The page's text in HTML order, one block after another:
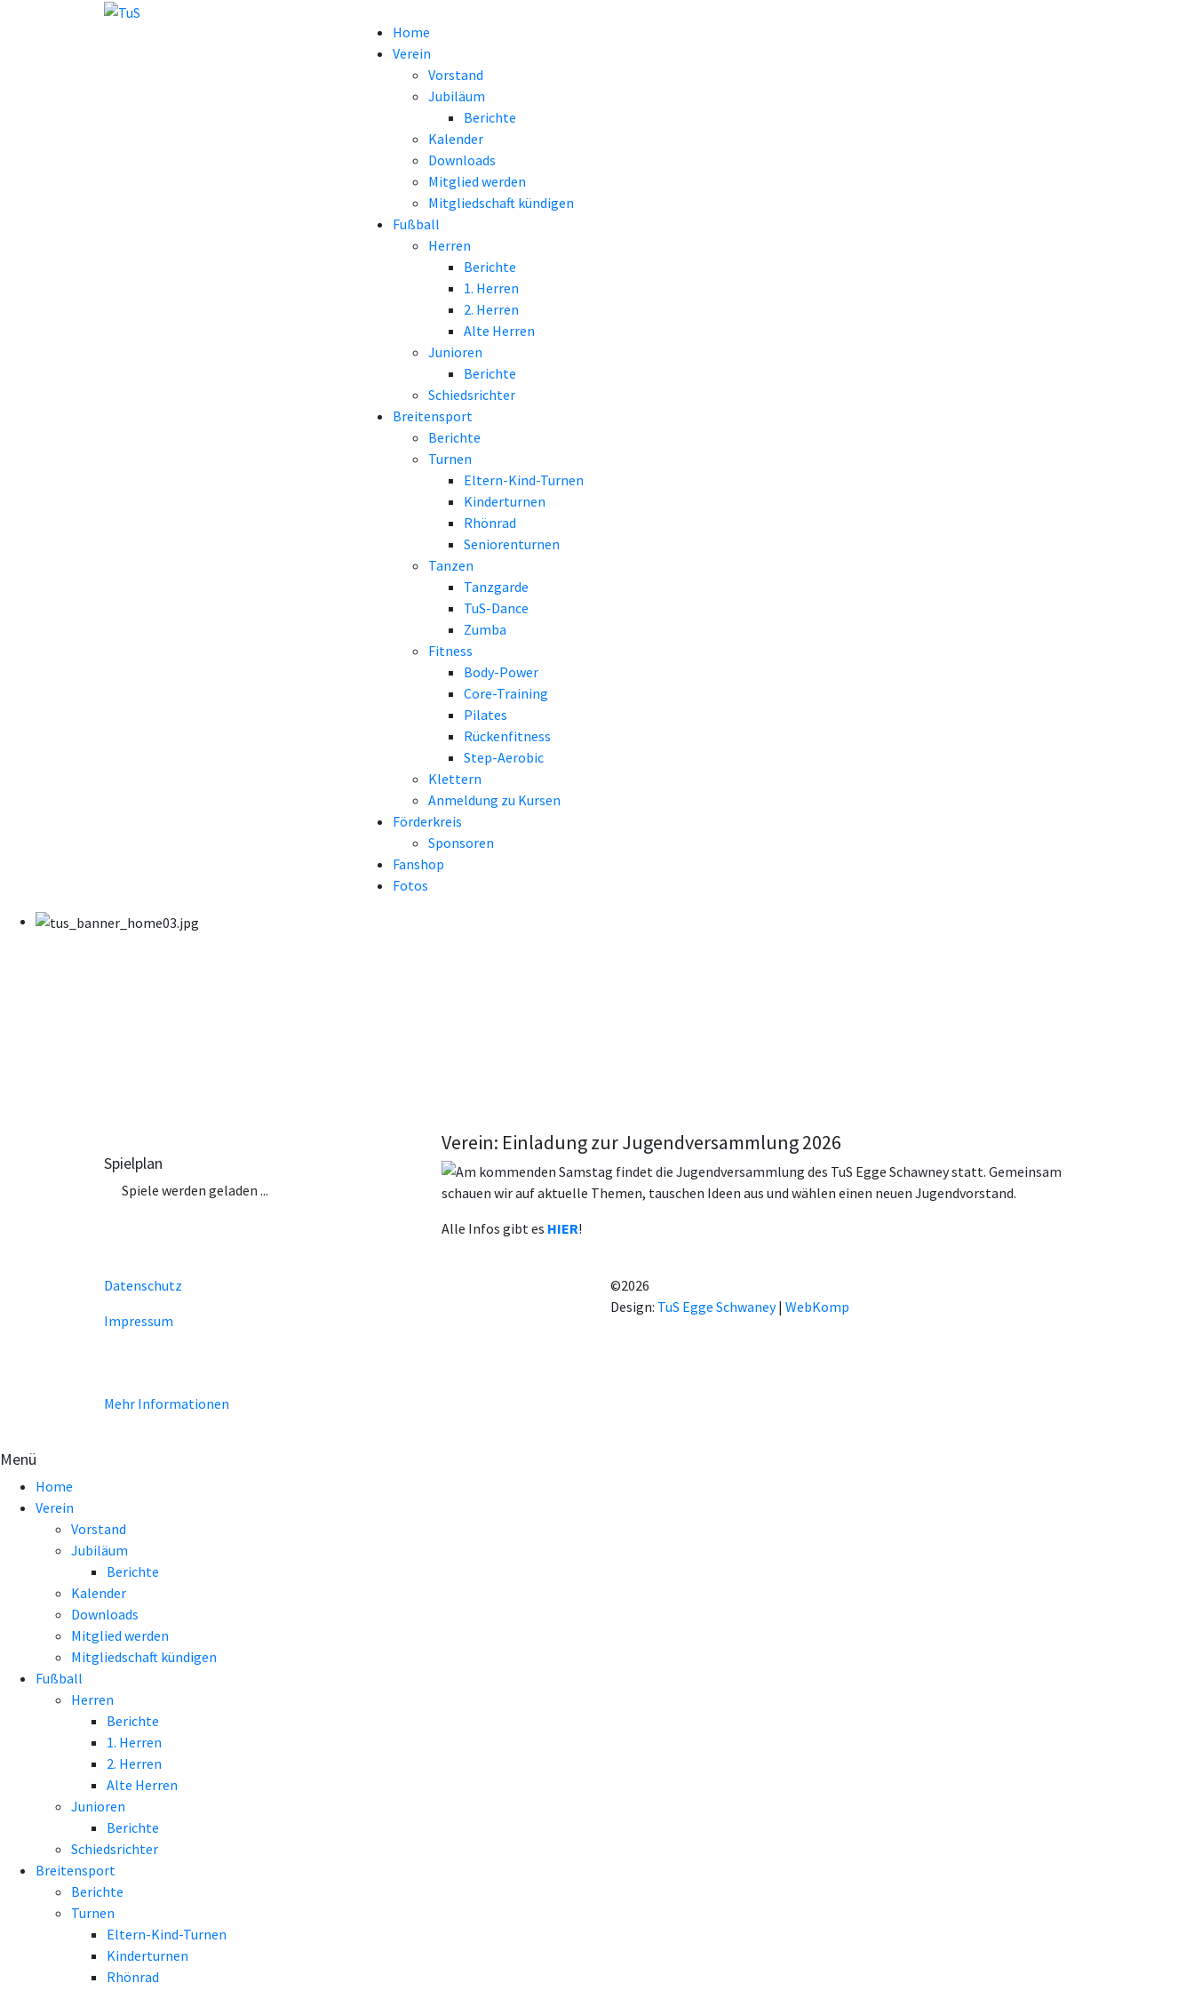
Home
Verein
Vorstand
Jubiläum
Berichte
Kalender
Downloads
Mitglied werden
Mitgliedschaft kündigen
Fußball
Herren
Berichte
1. Herren
2. Herren
Alte Herren
Junioren
Berichte
Schiedsrichter
Breitensport
Berichte
Turnen
Eltern-Kind-Turnen
Kinderturnen
Rhönrad
Seniorenturnen
Tanzen
Tanzgarde
TuS-Dance
Zumba
Fitness
Body-Power
Core-Training
Pilates
Rückenfitness
Step-Aerobic
Klettern
Anmeldung zu Kursen
Förderkreis
Sponsoren
Fanshop
Fotos
Spielplan
Spiele werden geladen ...
Verein: Einladung zur Jugendversammlung 2026
Am kommenden Samstag findet die Jugendversammlung des TuS Egge Schawney statt. Gemeinsam
schauen wir auf aktuelle Themen, tauschen Ideen aus und wählen einen neuen Jugendvorstand.
Alle Infos gibt es HIER!
Datenschutz
Impressum
Mehr Informationen
©2026
Design: TuS Egge Schwaney| WebKomp
Menü
Home
Verein
Vorstand
Jubiläum
Berichte
Kalender
Downloads
Mitglied werden
Mitgliedschaft kündigen
Fußball
Herren
Berichte
1. Herren
2. Herren
Alte Herren
Junioren
Berichte
Schiedsrichter
Breitensport
Berichte
Turnen
Eltern-Kind-Turnen
Kinderturnen
Rhönrad